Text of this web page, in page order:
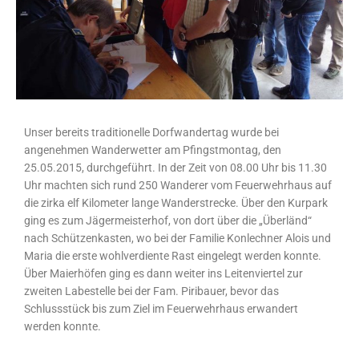
Unser bereits traditionelle Dorfwandertag wurde bei
angenehmen Wanderwetter am Pfingstmontag, den
25.05.2015, durchgeführt. In der Zeit von 08.00 Uhr bis 11.30
Uhr machten sich rund 250 Wanderer vom Feuerwehrhaus auf
die zirka elf Kilometer lange Wanderstrecke. Über den Kurpark
ging es zum Jägermeisterhof, von dort über die „Überländ“
nach Schützenkasten, wo bei der Familie Konlechner Alois und
Maria die erste wohlverdiente Rast eingelegt werden konnte.
Über Maierhöfen ging es dann weiter ins Leitenviertel zur
zweiten Labestelle bei der Fam. Piribauer, bevor das
Schlussstück bis zum Ziel im Feuerwehrhaus erwandert
werden konnte.